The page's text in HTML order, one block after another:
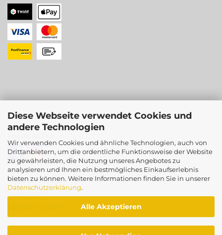
Diese Webseite verwendet Cookies und
andere Technologien
Wir verwenden Cookies und ähnliche Technologien, auch von
Drittanbietern, um die ordentliche Funktionsweise der Website
zu gewährleisten, die Nutzung unseres Angebotes zu
analysieren und Ihnen ein bestmögliches Einkaufserlebnis
bieten zu können. Weitere Informationen finden Sie in unserer
Datenschutzerklärung.
Alle Akzeptieren
PARTNERSHOPS